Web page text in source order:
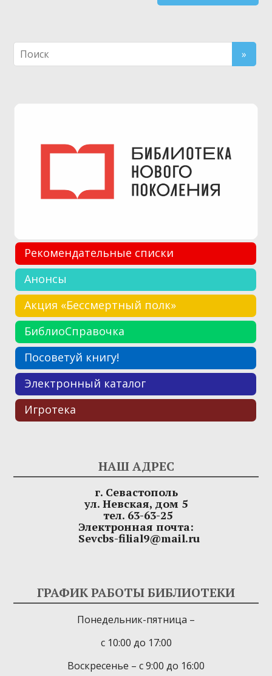
Рекомендательные списки
Анонсы
Акция «Бессмертный полк»
БиблиоСправочка
Посоветуй книгу!
Электронный каталог
Игротека
НАШ АДРЕС
г. Севастополь
ул. Невская, дом 5
тел. 63-63-25
Электронная почта:
Sevcbs-filial9@mail.ru
ГРАФИК РАБОТЫ БИБЛИОТЕКИ
Понедельник-пятница –
с 10:00 до 17:00
Воскресенье – с 9:00 до 16:00